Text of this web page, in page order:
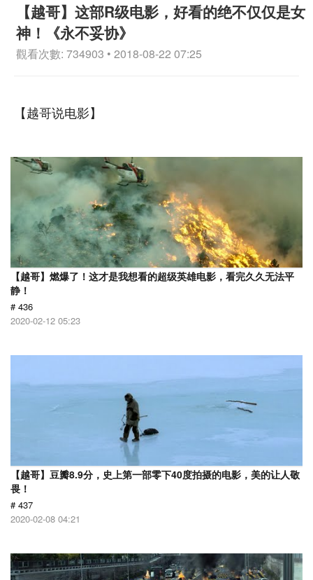
【越哥】这部R级电影，好看的绝不仅仅是女
神！《永不妥协》
觀看次數: 734903 • 2018-08-22 07:25
【越哥说电影】
【越哥】燃爆了！这才是我想看的超级英雄电影，看完久久无法平
静！
# 436
2020-02-12 05:23
【越哥】豆瓣8.9分，史上第一部零下40度拍摄的电影，美的让人敬
畏！
# 437
2020-02-08 04:21